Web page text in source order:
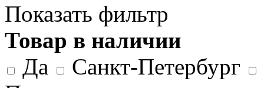
Показать фильтр
Товар в наличии
Да
Санкт-Петербург